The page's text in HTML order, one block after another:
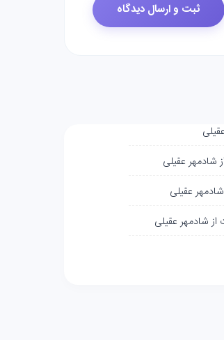
شادمهر عقیلی
عقیلی
شادمهر عقیلی